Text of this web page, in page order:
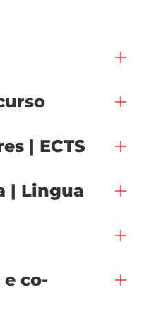
| ECTS
| Lingua
co-